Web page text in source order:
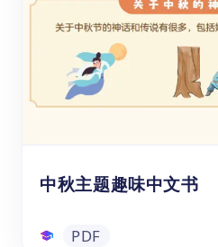
本系列学习资源是为6-
制的中国传统节日文化
个传统节日的起源、历
容进行了细致全面的介
的起源，讲述屈原投江
视频
中秋主题趣味中文书
PDF